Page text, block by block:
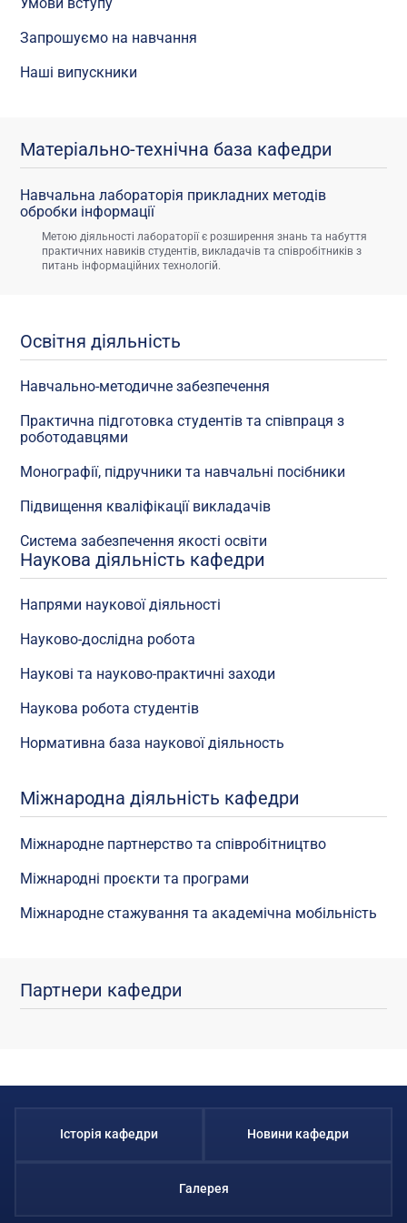
Запрошуємо на навчання
Наші випускники
Матеріально-технічна база кафедри
Навчальна лабораторія прикладних методів
обробки інформації
Метою діяльності лабораторії є розширення знань та набуття
практичних навиків студентів, викладачів та співробітників з
питань інформаційних технологій.
Освітня діяльність
Навчально-методичне забезпечення
Практична підготовка студентів та співпраця з
роботодавцями
Монографії, підручники та навчальні посібники
Підвищення кваліфікації викладачів
Система забезпечення якості освіти
Наукова діяльність кафедри
Напрями наукової діяльності
Науково-дослідна робота
Наукові та науково-практичні заходи
Наукова робота студентів
Нормативна база наукової діяльность
Міжнародна діяльність кафедри
Міжнародне партнерство та співробітництво
Міжнародні проєкти та програми
Міжнародне стажування та академічна мобільність
Партнери кафедри
Історія кафедри Новини кафедри
Галерея